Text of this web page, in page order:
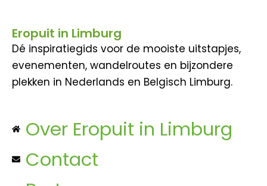
Eropuit in Limburg
Dé inspiratiegids voor de mooiste uitstapjes,
evenementen, wandelroutes en bijzondere
plekken in Nederlands en Belgisch Limburg.
Over Eropuit in Limburg
Contact